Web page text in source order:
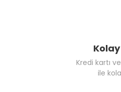
Kredi kartı
ile